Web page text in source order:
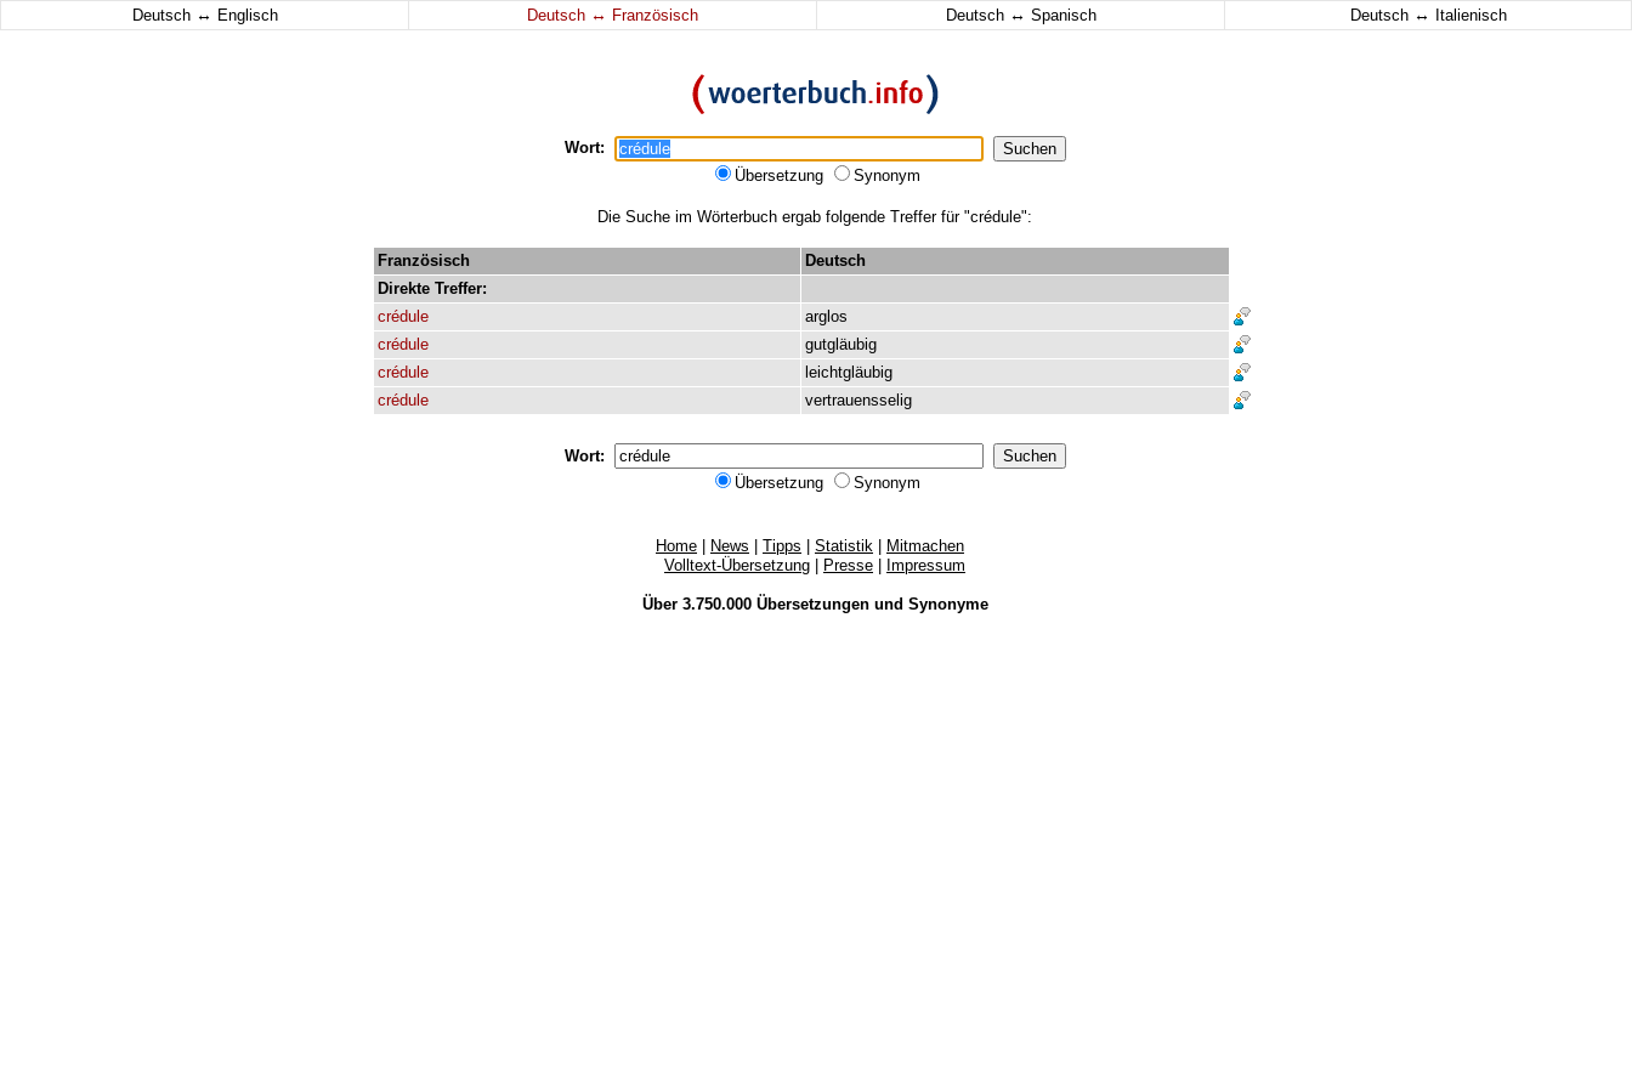
Deutsch ↔ Englisch Deutsch ↔ Französisch Deutsch ↔ Spanisch Deutsch ↔ Italienisch
Wort:
Übersetzung
Synonym
Die Suche im Wörterbuch ergab folgende Treffer für "crédule":
Französisch
Deutsch
Direkte Treffer:
crédule
arglos
crédule
gutgläubig
crédule
leichtgläubig
crédule
vertrauensselig
Wort:
Übersetzung
Synonym
Home News Tipps Statistik
Mitmachen
Volltext-Übersetzung
Presse Impressum
Über 3.750.000 Übersetzungenund Synonyme